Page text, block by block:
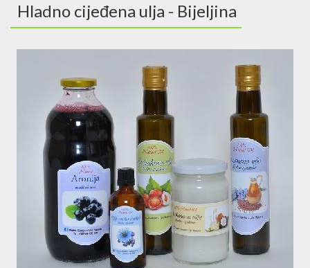
Hladno cijeđena ulja - Bijeljina